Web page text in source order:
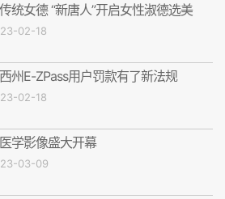
统女德 “新唐人”开启女性淑德选美
02-18
州E-ZPass用户罚款有了新法规
02-18
学影像盛大开幕
03-09